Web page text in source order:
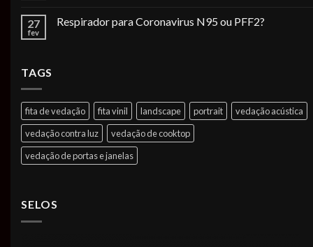
27
fev
Respirador para Coronavirus N95 ou PFF2?
TAGS
fita de vedação fita vinil landscape portrait
vedação acústica
vedação contra luz
vedação de cooktop
vedação de portas e janelas
SELOS